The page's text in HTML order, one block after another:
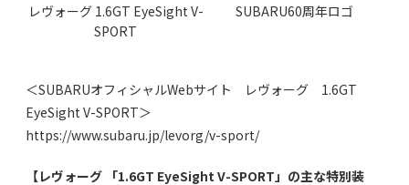
レヴォーグ 1.6GT EyeSight V-
SPORT
SUBARU60周年ロゴ
＜SUBARUオフィシャルWebサイト レヴォーグ 1.6GT
EyeSight V-SPORT＞
https://www.subaru.jp/levorg/v-sport/
【レヴォーグ 「1.6GT EyeSight V-SPORT」の主な特別装